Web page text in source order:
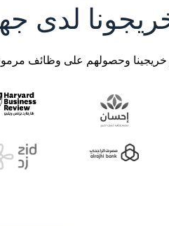
لدى
خريجينا وحصولهم على وظائف